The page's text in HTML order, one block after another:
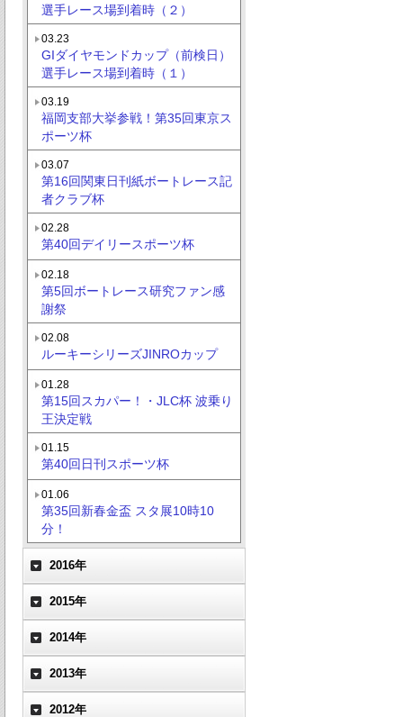
選手レース場到着時（２）
03.23
GIダイヤモンドカップ（前検日）
選手レース場到着時（１）
03.19
福岡支部大挙参戦！第35回東京ス
ポーツ杯
03.07
第16回関東日刊紙ボートレース記
者クラブ杯
02.28
第40回デイリースポーツ杯
02.18
第5回ボートレース研究ファン感
謝祭
02.08
ルーキーシリーズJINROカップ
01.28
第15回スカパー！・JLC杯 波乗り
王決定戦
01.15
第40回日刊スポーツ杯
01.06
第35回新春金盃 スタ展10時10
分！
2016年
2015年
2014年
2013年
2012年